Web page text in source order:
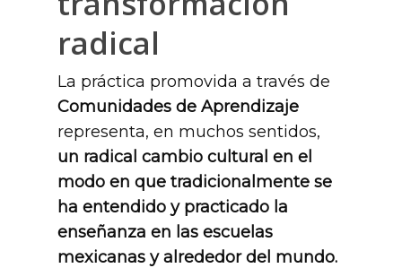
radical
La práctica promovida a través de
Comunidades de Aprendizaje
representa, en muchos sentidos,
un radical cambio cultural en el
modo en que tradicionalmente se
ha entendido y practicado la
enseñanza en las escuelas
mexicanas y alrededor del mundo.